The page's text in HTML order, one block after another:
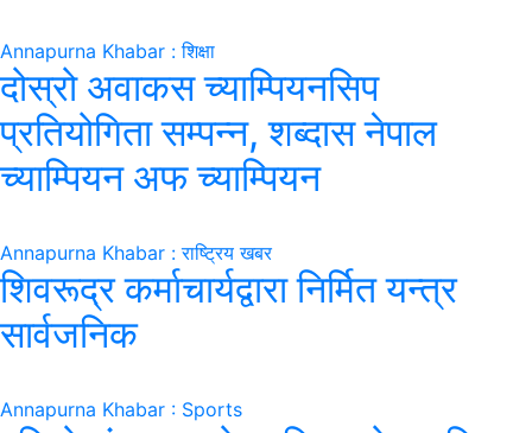
Annapurna Khabar : शिक्षा
दोस्रो अवाकस च्याम्पियनसिप
प्रतियोगिता सम्पन्न, शब्दास नेपाल
च्याम्पियन अफ च्याम्पियन
Annapurna Khabar : राष्ट्रिय खबर
शिवरूद्र कर्माचार्यद्वारा निर्मित यन्त्र
सार्वजनिक
Annapurna Khabar : Sports